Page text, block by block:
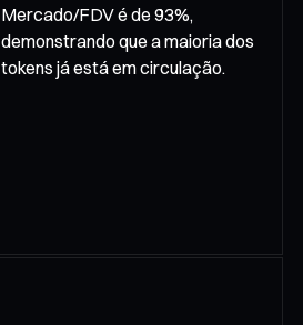
Mercado/FDV é de 93%,
demonstrando que a maioria dos
tokens já está em circulação.